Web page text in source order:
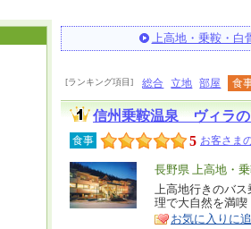
上高地・乗鞍・白
[ランキング項目] 総合 立地 部屋 食
信州乗鞍温泉 ヴィラ
食事 5 お客さま
エ
リ
ア
長野県 上高地・
特
徴
上高地行きのバ
理で大自然を満喫
お気に入りに